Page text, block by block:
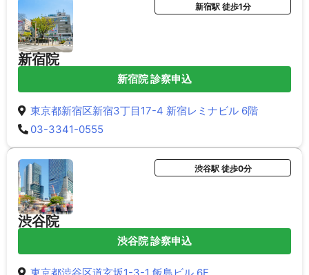
新宿院
新宿駅 徒歩1分
新宿院 診察申込
東京都新宿区新宿3丁目17-4 新宿レミナビル 6階
03-3341-0555
渋谷院
渋谷駅 徒歩0分
渋谷院 診察申込
東京都渋谷区道玄坂1-3-1 飯島ビル 6F